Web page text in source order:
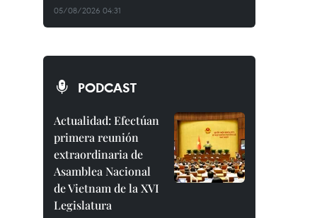
05/08/2026 04:31
PODCAST
Actualidad: Efectúan
primera reunión
extraordinaria de
Asamblea Nacional
de Vietnam de la XVI
Legislatura